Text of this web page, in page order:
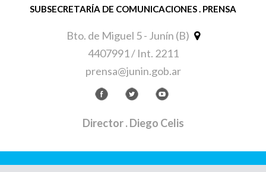
SUBSECRETARÍA DE COMUNICACIONES . PRENSA
Bto. de Miguel 5 - Junín (B)
4407991 / Int. 2211
prensa@junin.gob.ar
Director. Diego Celis